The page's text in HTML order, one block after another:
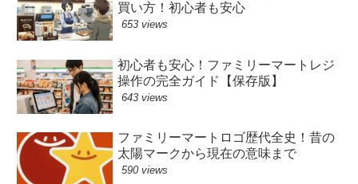
買い方！初心者も安心
653 views
初心者も安心！ファミリーマートレジ
操作の完全ガイド【保存版】
643 views
ファミリーマートロゴ歴代全史！昔の
太陽マークから現在の意味まで
590 views